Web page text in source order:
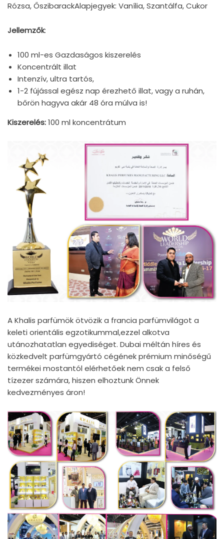
Rózsa, ŐszibarackAlapjegyek: Vanília, Szantálfa, Cukor
Jellemzők:
100 ml-es Gazdaságos kiszerelés
Koncentrált illat
Intenzív, ultra tartós,
1-2 fújással egész nap érezhető illat, vagy a ruhán,
bőrön hagyva akár 48 óra múlva is!
Kiszerelés:100 ml koncentrátum
A Khalis parfümök ötvözik a francia parfümvilágot a
keleti orientális egzotikummal,ezzel alkotva
utánozhatatlan egyediséget. Dubai méltán híres és
közkedvelt parfümgyártó cégének prémium minőségű
termékei mostantól elérhetőek nem csak a felső
tízezer számára, hiszen elhoztunk Önnek
kedvezményes áron!